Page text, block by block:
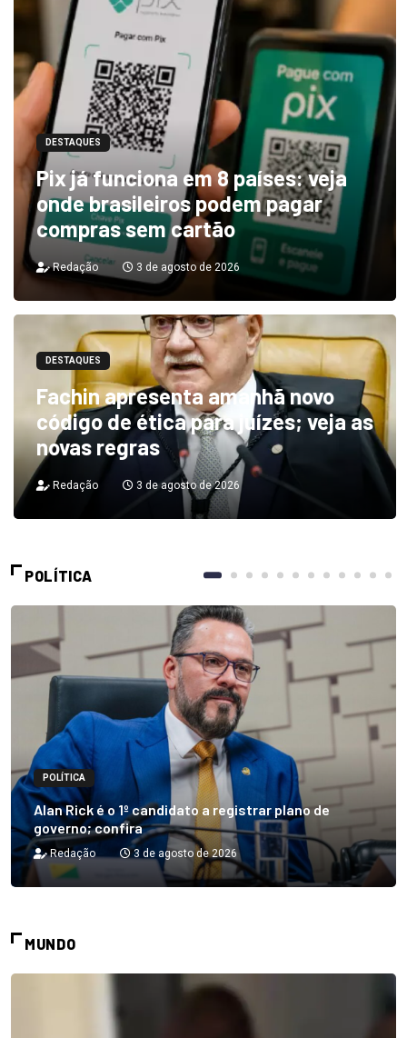
DESTAQUES
Pix já funciona em 8 países: veja
onde brasileiros podem pagar
compras sem cartão
Redação 3 de agosto de 2026
DESTAQUES
Fachin apresenta amanhã novo
código de ética para juízes; veja as
novas regras
Redação 3 de agosto de 2026
POLÍTICA
POLÍTICA
Alan Rick é o 1º candidato a registrar plano de
governo; confira
Redação 3 de agosto de 2026
MUNDO